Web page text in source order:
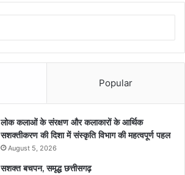
Popular
लोक कलाओं के संरक्षण और कलाकारों के आर्थिक
सशक्तीकरण की दिशा में संस्कृति विभाग की महत्वपूर्ण पहल
August 5, 2026
सशक्त बचपन, समृद्ध छत्तीसगढ़